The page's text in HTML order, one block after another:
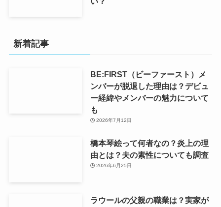
新着記事
BE:FIRST（ビーファースト）メ
ンバーが脱退した理由は？デビュ
ー経緯やメンバーの魅力について
も
2026年7月12日
橋本琴絵って何者なの？炎上の理
由とは？夫の素性についても調査
2026年6月25日
ラウールの父親の職業は？実家が